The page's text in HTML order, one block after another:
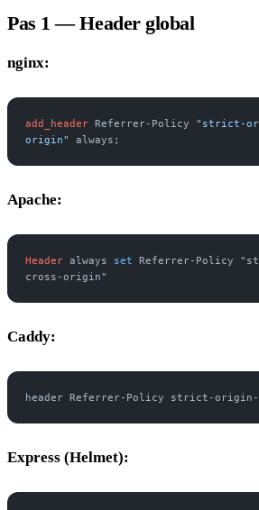
Pas 1 — Header global
nginx:
add_header Referrer-Policy "strict-
origin"
always;
Apache:
Header always set Referrer-Policy
cross-origin"
Caddy:
header Referrer-Policy strict-origin-
Express (Helmet):